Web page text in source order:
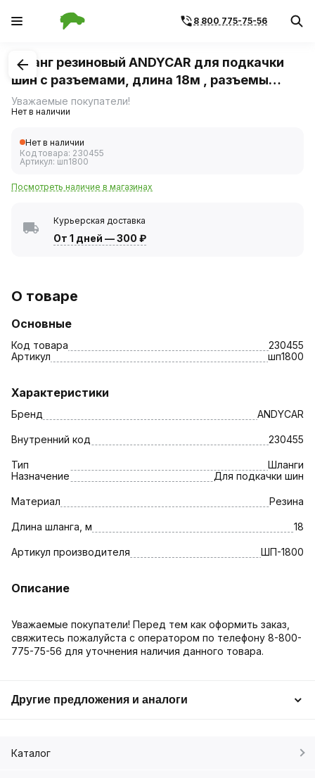
8 800 775-75-56
1/1
Шланг резиновый ANDYCAR для подкачки
шин с разъемами, длина 18м , разъемы
"ЕВРО", штуцер с клап., длина 1м
Уважаемые покупатели!
Нет в наличии
Нет в наличии
Код товара: 230455
Артикул: шп1800
Посмотреть наличие в магазинах
Курьерская доставка
От 1 дней —300 ₽
О товаре
Основные
Код товара
230455
Артикул
шп1800
Характеристики
Бренд ANDYCAR
Внутренний код 230455
Тип
Шланги
Назначение
Для подкачки шин
Материал Резина
Длина шланга, м 18
Артикул производителя ШП-1800
Описание
Уважаемые покупатели! Перед тем как оформить заказ,
свяжитесь пожалуйста с оператором по телефону 8-800-
775-75-56 для уточнения наличия данного товара.
Другие предложения и аналоги
Каталог